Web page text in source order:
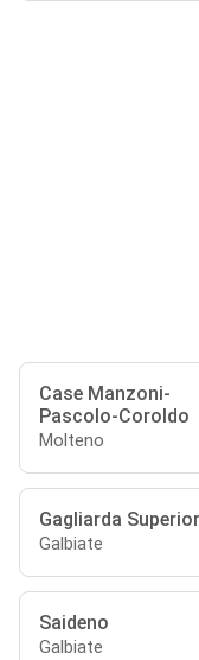
Case Manzoni-
Pascolo-Coroldo
Molteno
Gagliarda
Galbiate
Saideno
Galbiate